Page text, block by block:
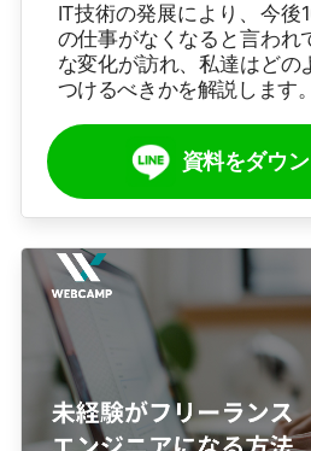
IT技術の発展により、今後
の仕事がなくなると言われ
な変化が訪れ、私達はどの
つけるべきかを解説します。
資料をダウ